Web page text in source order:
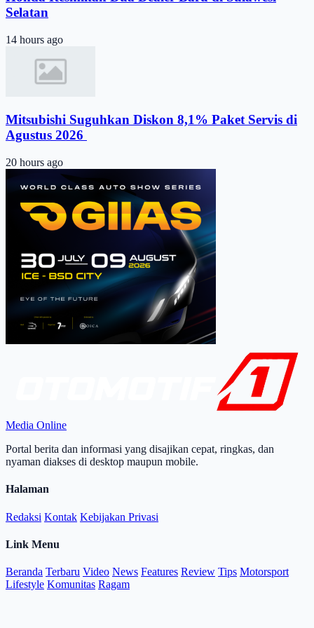
Selatan
14 hours ago
Mitsubishi Suguhkan Diskon 8,1% Paket Servis di
Agustus 2026 ​
20 hours ago
Media Online
Portal berita dan informasi yang disajikan cepat, ringkas, dan
nyaman diakses di desktop maupun mobile.
Halaman
Redaksi Kontak Kebijakan Privasi
Link Menu
Beranda Terbaru Video News Features Review Tips Motorsport
Lifestyle Komunitas Ragam